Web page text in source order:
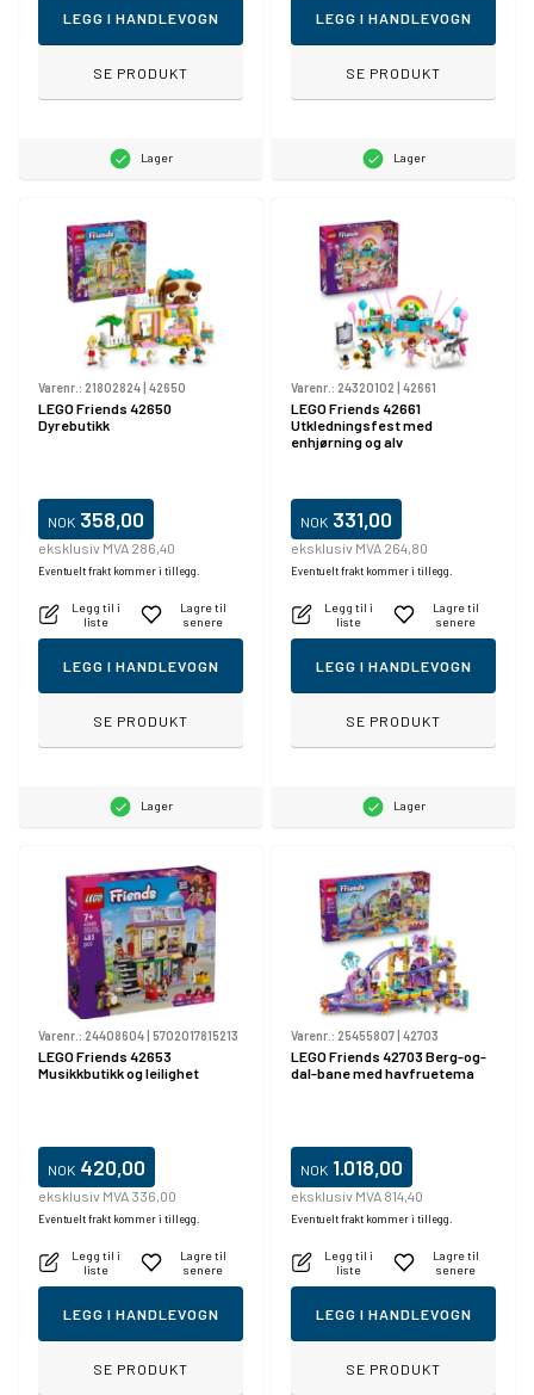
LEGG I HANDLEVOGN
SE PRODUKT
Lager
LEGG I HANDLEVOGN
SE PRODUKT
Lager
Varenr.: 21802824 42650
LEGO Friends 42650
Dyrebutikk
NOK 358,00
eksklusiv MVA 286,40
Eventuelt frakt kommer i tillegg.
Legg til i
liste
Lagre til
senere
LEGG I HANDLEVOGN
SE PRODUKT
Lager
Varenr.: 24320102 42661
LEGO Friends 42661
Utkledningsfest med
enhjørning og alv
NOK 331,00
eksklusiv MVA 264,80
Eventuelt frakt kommer i tillegg.
Legg til i
liste
Lagre til
senere
LEGG I HANDLEVOGN
SE PRODUKT
Lager
Varenr.: 24408604 5702017815213
LEGO Friends 42653
Musikkbutikk og leilighet
NOK 420,00
eksklusiv MVA 336,00
Eventuelt frakt kommer i tillegg.
Legg til i
liste
Lagre til
senere
LEGG I HANDLEVOGN
SE PRODUKT
Varenr.: 25455807 42703
LEGO Friends 42703 Berg-og-
dal-bane med havfruetema
NOK 1.018,00
eksklusiv MVA 814,40
Eventuelt frakt kommer i tillegg.
Legg til i
liste
Lagre til
senere
LEGG I HANDLEVOGN
SE PRODUKT